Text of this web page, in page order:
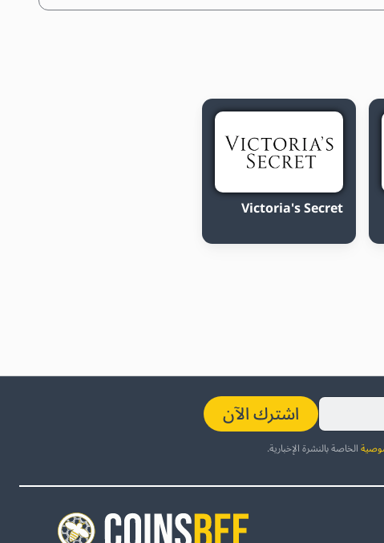
Victoria's Secret
اشترك الآن
الخاصة بالنشرة الإخبارية.